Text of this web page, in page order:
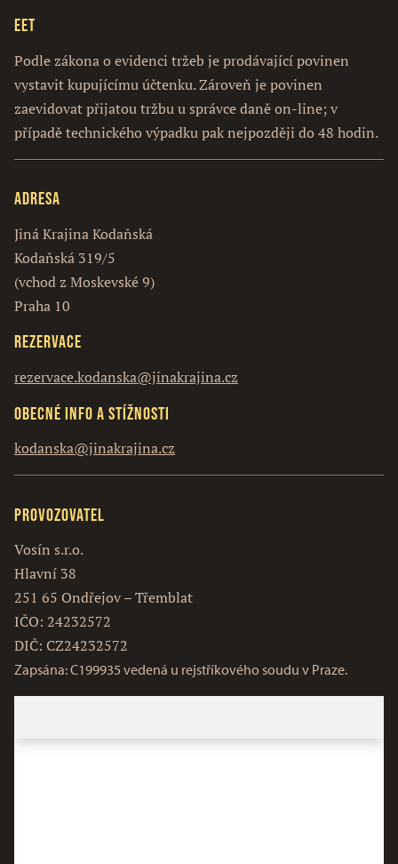
EET
Podle zákona o evidenci tržeb je prodávající povinen
vystavit kupujícímu účtenku. Zároveň je povinen
zaevidovat přijatou tržbu u správce daně on-line; v
případě technického výpadku pak nejpozději do 48 hodin.
Adresa
Jiná Krajina Kodaňská
Kodaňská 319/5
(vchod z Moskevské 9)
Praha 10
Rezervace
rezervace.kodanska@jinakrajina.cz
Obecné info a stížnosti
kodanska@jinakrajina.cz
Provozovatel
Vosín s.r.o.
Hlavní 38
251 65 Ondřejov – Třemblat
IČO: 24232572
DIČ: CZ24232572
Zapsána: C199935 vedená u rejstříkového soudu v Praze.